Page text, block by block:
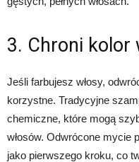
3. Chroni kolor
Jeśli farbujesz włosy,
korzystne. Tradycyjne
chemiczne, które mogą
włosów. Odwrócone mycie
jako pierwszego kroku, co